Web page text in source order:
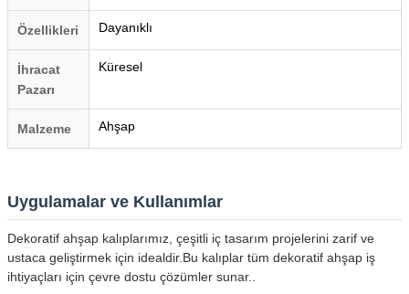
Özellikleri Dayanıklı
İhracat
Pazarı
Küresel
Malzeme Ahşap
Uygulamalar ve Kullanımlar
Dekoratif ahşap kalıplarımız, çeşitli iç tasarım projelerini zarif ve
ustaca geliştirmek için idealdir.Bu kalıplar tüm dekoratif ahşap iş
ihtiyaçları için çevre dostu çözümler sunar..